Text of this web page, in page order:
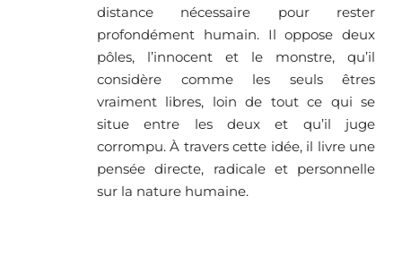
distance nécessaire pour rester
profondément humain. Il oppose deux
pôles, l’innocent et le monstre, qu’il
considère comme les seuls êtres
vraiment libres, loin de tout ce qui se
situe entre les deux et qu’il juge
corrompu. À travers cette idée, il livre une
pensée directe, radicale et personnelle
sur la nature humaine.